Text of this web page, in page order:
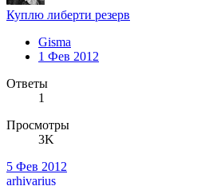
Куплю либерти резерв
Gisma
1 Фев 2012
Ответы
1
Просмотры
3K
5 Фев 2012
arhivarius